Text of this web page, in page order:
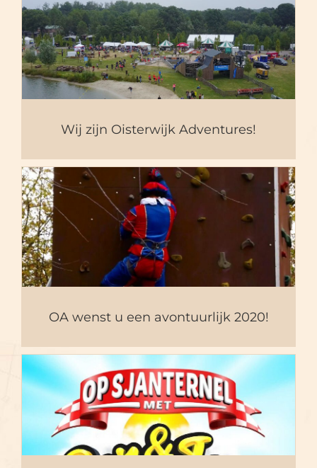
Wij zijn Oisterwijk
Adventures!
Wij zijn Oisterwijk Adventures!
OA wenst u een avontuurlijk
2020!
OA wenst u een avontuurlijk 2020!
Eer & Joos op bezoek,
Omroep Brabant